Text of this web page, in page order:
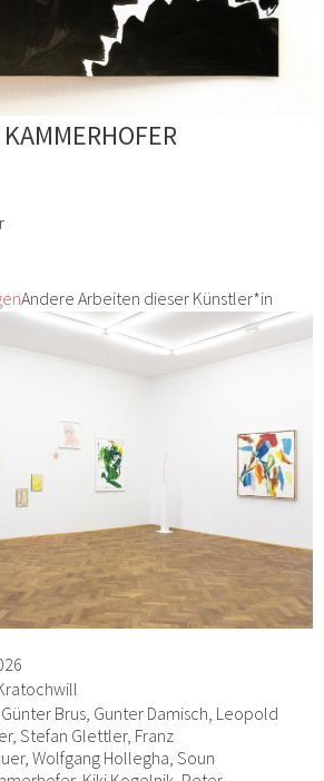
Andere Arbeiten dieser Künstler*in
Brus, Gunter Damisch, Leopold
Stefan Glettler, Franz
Wolfgang Hollegha, Soun